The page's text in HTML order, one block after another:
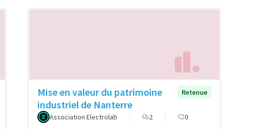
Mise en valeur du patrimoine
industriel de Nanterre
Retenue
Association Electrolab 2 0